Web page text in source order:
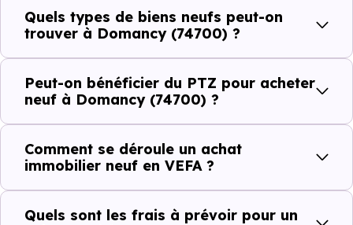
autant d'arguments concrets pour habiter ou investir
dans la commune.
Combien coûte un logement à Domancy
(74700) ?
C'est souvent la première question. Voici les repères de
prix à connaître pour un achat immobilier à Domancy
(74700) :
Quels types de biens neufs peut-on
trouver à Domancy (74700) ?
Peut-on bénéficier du PTZ pour acheter
neuf à Domancy (74700) ?
Comment se déroule un achat
immobilier neuf en VEFA ?
Quels sont les frais à prévoir pour un